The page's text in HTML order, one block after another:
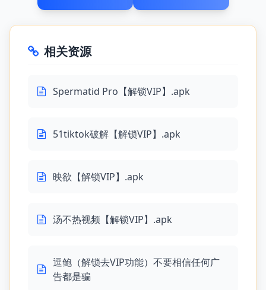
相关资源
Spermatid Pro【解锁VIP】.apk
51tiktok破解【解锁VIP】.apk
映欲【解锁VIP】.apk
汤不热视频【解锁VIP】.apk
逗鲍（解锁去VIP功能）不要相信任何广
告都是骗